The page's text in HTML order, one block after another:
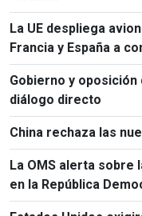
La UE despliega
Francia y España a
Gobierno y
diálogo directo
China rechaza las
La OMS alerta sobre
en la República